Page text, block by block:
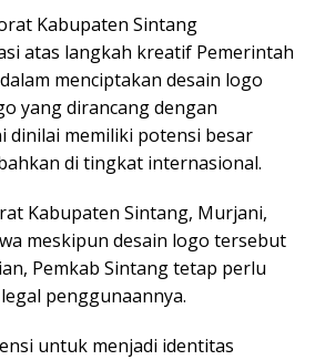
Kabupaten Sintang
atas langkah kreatif Pemerintah
menciptakan desain logo
yang dirancang dengan
dinilai memiliki potensi besar
di tingkat internasional.
Kabupaten Sintang, Murjani,
meskipun desain logo tersebut
Pemkab Sintang tetap perlu
penggunaannya.
untuk menjadi identitas